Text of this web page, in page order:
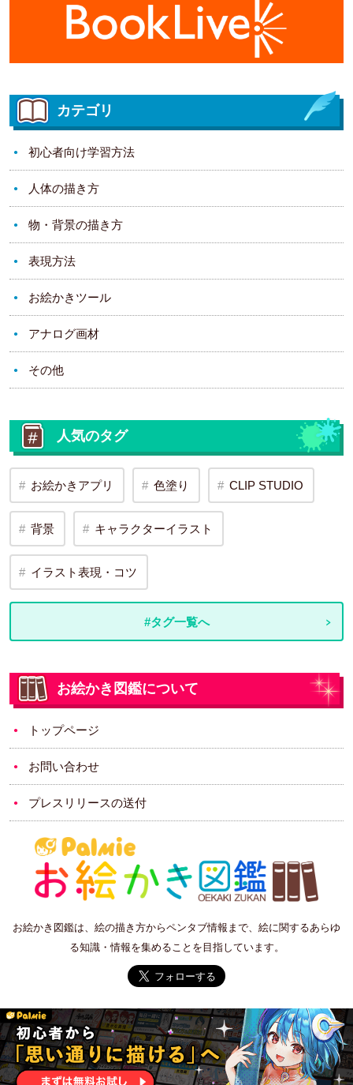
カテゴリ
初心者向け学習方法
人体の描き方
物・背景の描き方
表現方法
お絵かきツール
アナログ画材
その他
人気のタグ
お絵かきアプリ 色塗り CLIP STUDIO
背景 キャラクターイラスト
イラスト表現・コツ
#タグ一覧へ
お絵かき図鑑について
トップページ
お問い合わせ
プレスリリースの送付
お絵かき図鑑は、絵の描き方からペンタブ情報まで、絵に関するあらゆ
る知識・情報を集めることを目指しています。